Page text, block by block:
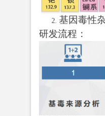
基因毒性
研发流程：